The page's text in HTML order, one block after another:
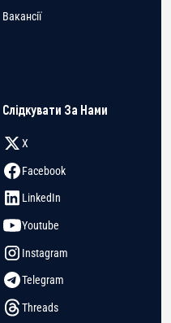
Вакансії
Слідкувати За Нами
X
Facebook
LinkedIn
Youtube
Instagram
Telegram
Threads